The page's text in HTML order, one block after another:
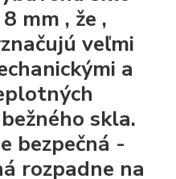
mm , že ,
veľmi
a
skla.
bezpečná -
rozpadne na